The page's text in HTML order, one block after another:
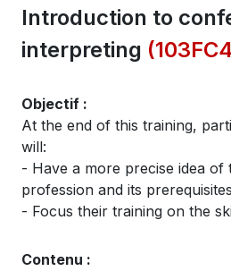
Introduction to
interpreting
Objectif :
At the end of this training,
will:
- Have a more precise idea of
profession and its
- Focus their training on the
Contenu :